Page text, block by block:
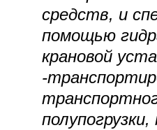
средств, и
помощью
крановой
-